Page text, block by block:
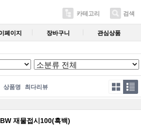
카테고리 검색
페이지 장바구니 관심상품
상품명 최다리뷰
재물접시100(흑백)